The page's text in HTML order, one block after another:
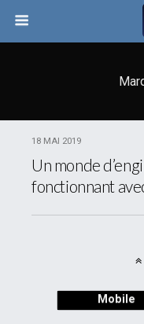
18 MAI 2019
Un monde
fonctionnant
Mobile